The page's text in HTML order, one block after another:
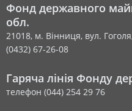
Фонд державного
обл.
21018, м. Вінниця, вул.
(0432) 67-26-08
Гаряча лінія Фонду
телефон (044) 254 29 76